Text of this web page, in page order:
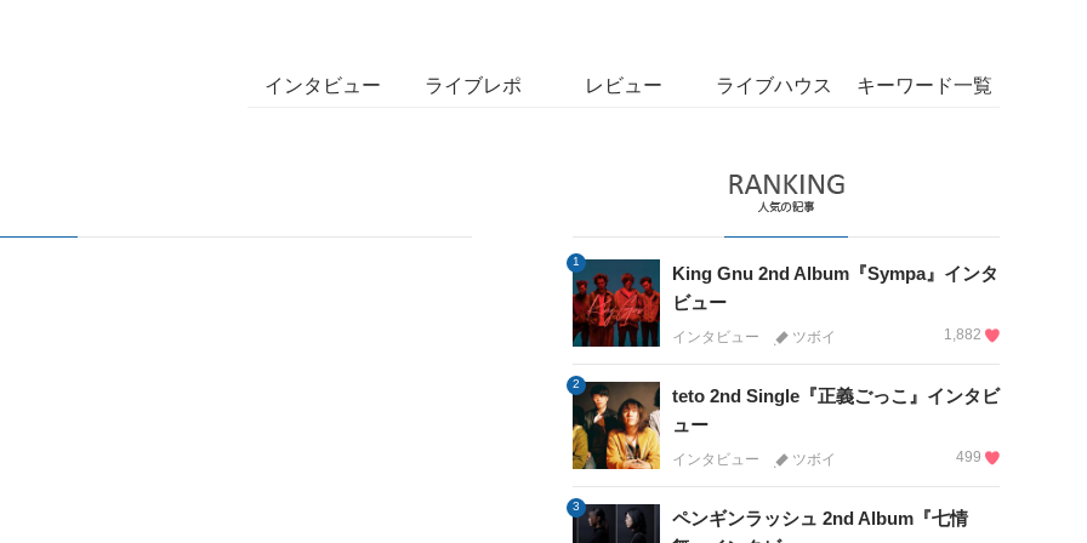
インタビュー ライブレポ レビュー ライブハウス キーワード一覧
1
King Gnu 2nd Album『Sympa』インタ
ビュー
インタビュー ツボイ 1,882
2
teto 2nd Single『正義ごっこ』インタビ
ュー
インタビュー ツボイ 499
3
ペンギンラッシュ 2nd Album『七情